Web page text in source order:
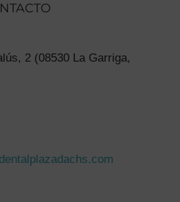
2 (08530 La Garriga,